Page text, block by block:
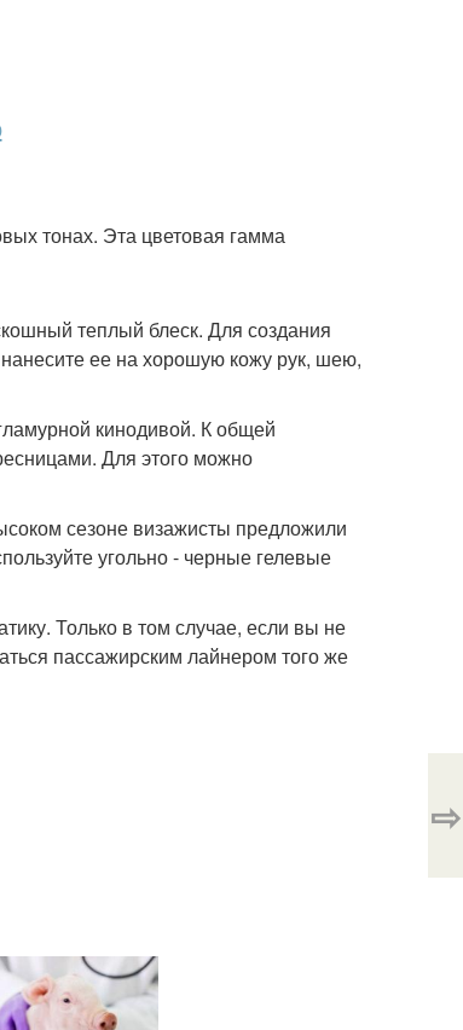
тонах. Эта цветовая гамма
теплый блеск. Для создания
ее на хорошую кожу рук, шею,
кинодивой. К общей
Для этого можно
сезоне визажисты предложили
угольно - черные гелевые
Только в том случае, если вы не
пассажирским лайнером того же
⇨